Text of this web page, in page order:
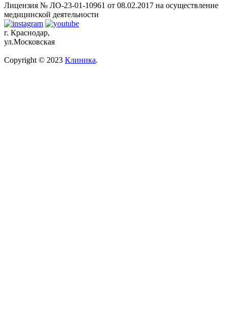
Лицензия № ЛО-23-01-10961 от 08.02.2017 на осуществление
медицинской деятельности
г. Краснодар,
ул.Московская
Copyright © 2023 Клиника.